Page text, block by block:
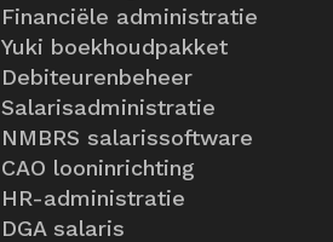
Financiële administratie
Yuki boekhoudpakket
Debiteurenbeheer
Salarisadministratie
NMBRS salarissoftware
CAO looninrichting
HR-administratie
DGA salaris